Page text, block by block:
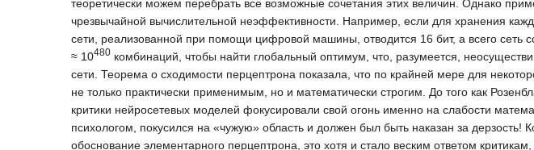
теоретически можем перебрать все возможные сочетания этих величин. Однако
чрезвычайной вычислительной неэффективности. Например, если для хранения
сети, реализованной при помощи цифровой машины, отводится 16 бит, а всего сеть
≈ 10480 комбинаций, чтобы найти глобальный оптимум, что, разумеется,
сети. Теорема о сходимости перцептрона показала, что по крайней мере для
не только практически применимым, но и математически строгим. До того как
критики нейросетевых моделей фокусировали свой огонь именно на слабости
психологом, покусился на «чужую» область и должен был быть наказан за дерзость!
обоснование элементарного перцептрона, это хотя и стало веским ответом